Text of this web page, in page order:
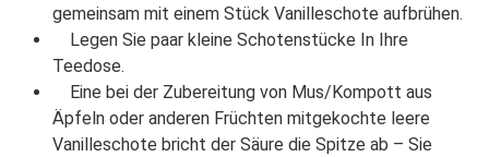
gemeinsam mit einem Stück Vanilleschote aufbrühen.
Legen Sie paar kleine Schotenstücke In Ihre
Teedose.
Eine bei der Zubereitung von Mus/Kompott aus
Äpfeln oder anderen Früchten mitgekochte leere
Vanilleschote bricht der Säure die Spitze ab – Sie